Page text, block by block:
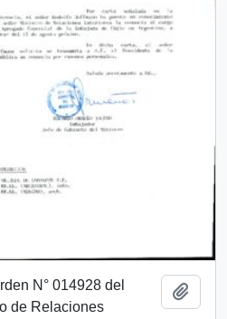
N° 014928 del
de Relaciones